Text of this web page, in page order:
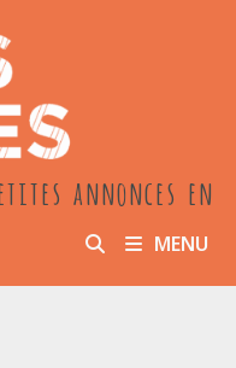
annonces en
MENU